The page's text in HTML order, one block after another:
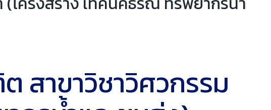
สาขาวิชาวิศวกรรม